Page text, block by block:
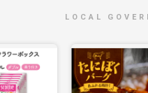
LOCAL